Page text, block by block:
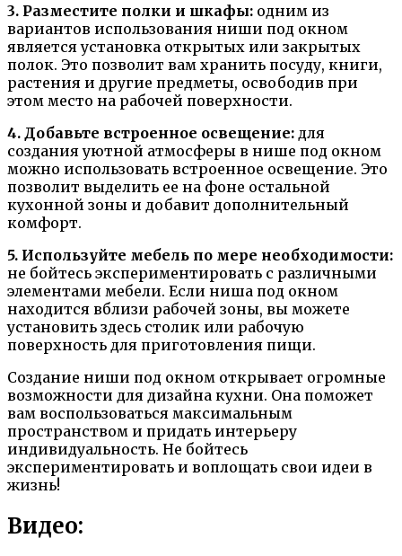
3. Разместите полки и шкафы: одним из
вариантов использования ниши под окном
является установка открытых или закрытых
полок. Это позволит вам хранить посуду, книги,
растения и другие предметы, освободив при
этом место на рабочей поверхности.
4. Добавьте встроенное освещение: для
создания уютной атмосферы в нише под окном
можно использовать встроенное освещение. Это
позволит выделить ее на фоне остальной
кухонной зоны и добавит дополнительный
комфорт.
5. Используйте мебель по мере необходимости:
не бойтесь экспериментировать с различными
элементами мебели. Если ниша под окном
находится вблизи рабочей зоны, вы можете
установить здесь столик или рабочую
поверхность для приготовления пищи.
Создание ниши под окном открывает огромные
возможности для дизайна кухни. Она поможет
вам воспользоваться максимальным
пространством и придать интерьеру
индивидуальность. Не бойтесь
экспериментировать и воплощать свои идеи в
жизнь!
Видео: